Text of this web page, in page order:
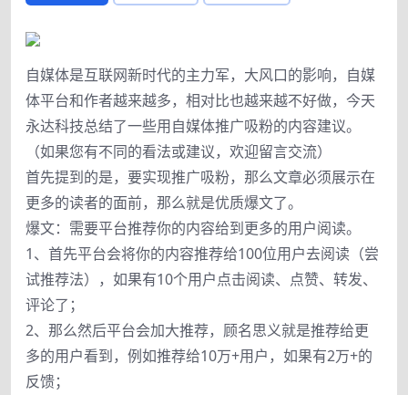
自媒体是互联网新时代的主力军，大风口的影响，自媒
体平台和作者越来越多，相对比也越来越不好做，今天
永达科技总结了一些用自媒体推广吸粉的内容建议。
（如果您有不同的看法或建议，欢迎留言交流）
首先提到的是，要实现推广吸粉，那么文章必须展示在
更多的读者的面前，那么就是优质爆文了。
爆文：需要平台推荐你的内容给到更多的用户阅读。
1、首先平台会将你的内容推荐给100位用户去阅读（尝
试推荐法），如果有10个用户点击阅读、点赞、转发、
评论了；
2、那么然后平台会加大推荐，顾名思义就是推荐给更
多的用户看到，例如推荐给10万+用户，如果有2万+的
反馈；